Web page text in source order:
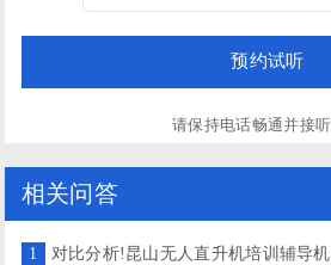
请保持电话畅通并接
相关问答
1 对比分析!昆山无人直升机培训辅导